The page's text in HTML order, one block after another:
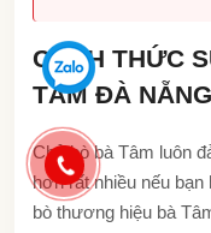
CÁCH THỨC
TÂM ĐÀ
Chả bò bà Tâm luôn
hơn rất nhiều nếu
bò thương hiệu bà